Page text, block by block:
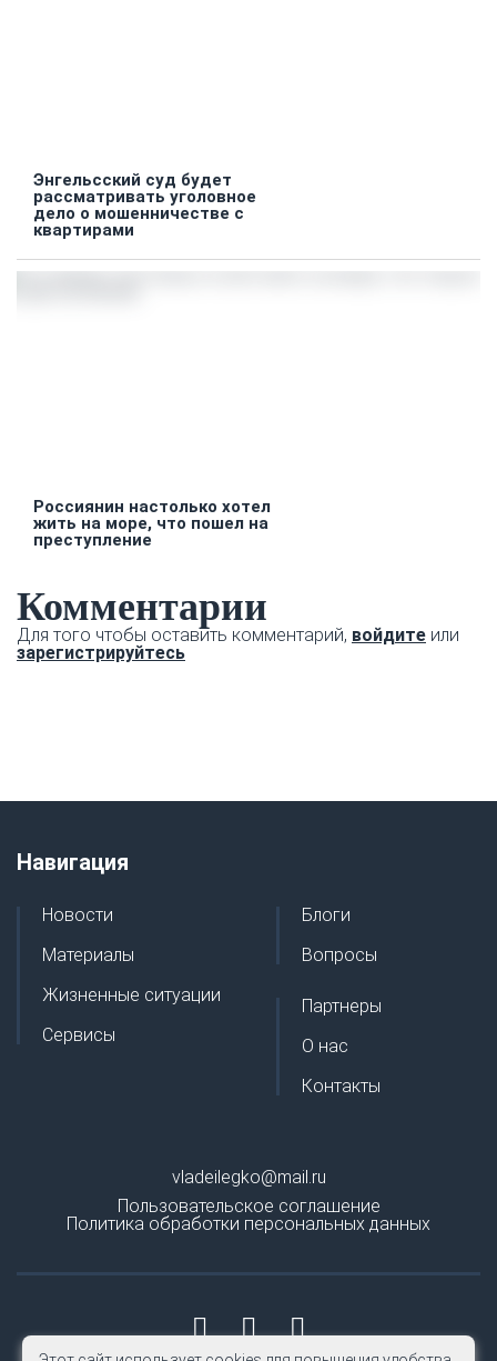
Энгельсский суд будет
рассматривать уголовное
дело о мошенничестве с
квартирами
Россиянин настолько хотел
жить на море, что пошел на
преступление
Комментарии
Для того чтобы оставить комментарий, войдите или
зарегистрируйтесь
Навигация
Новости
Материалы
Жизненные ситуации
Сервисы
Блоги
Вопросы
Партнеры
О нас
Контакты
vladeilegko@mail.ru
Пользовательское соглашение
Политика обработки персональных данных